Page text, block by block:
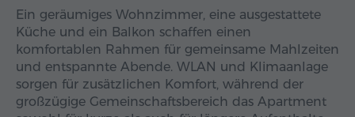
Ein geräumiges Wohnzimmer, eine ausgestattete
Küche und ein Balkon schaffen einen
komfortablen Rahmen für gemeinsame Mahlzeiten
und entspannte Abende. WLAN und Klimaanlage
sorgen für zusätzlichen Komfort, während der
großzügige Gemeinschaftsbereich das Apartment